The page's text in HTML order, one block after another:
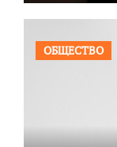
ОБЩЕСТВО